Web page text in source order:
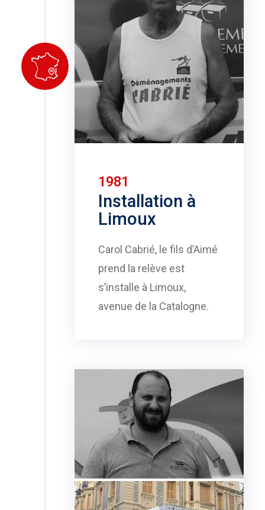
1981
Installation à
Limoux
Carol Cabrié, le fils d’Aimé
prend la relève est
s’installe à Limoux,
avenue de la Catalogne.